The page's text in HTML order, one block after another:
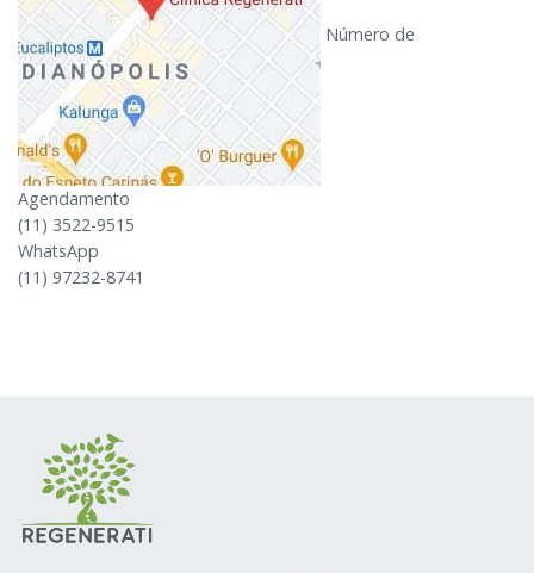
Número de
Agendamento
(11) 3522-9515
WhatsApp
(11) 97232-8741